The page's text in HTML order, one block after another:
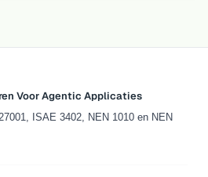
Voor Agentic Applicaties
ISAE 3402, NEN 1010 en NEN